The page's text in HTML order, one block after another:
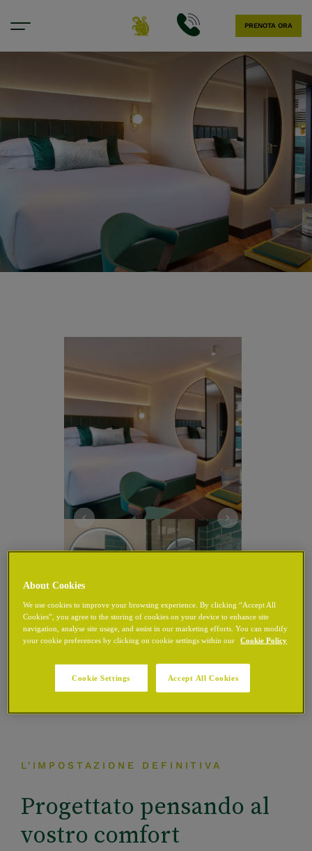
PRENOTA ORA
Re della Cancelleria
L'IMPOSTAZIONE DEFINITIVA
Progettato pensando al
vostro comfort
About Cookies
We use cookies to improve your browsing experience. By clicking “Accept All
Cookies”, you agree to the storing of cookies on your device to enhance site
navigation, analyse site usage, and assist in our marketing efforts. You can modify
your cookie preferences by clicking on cookie settings within our
Cookie Policy
Cookie Settings Accept All Cookies